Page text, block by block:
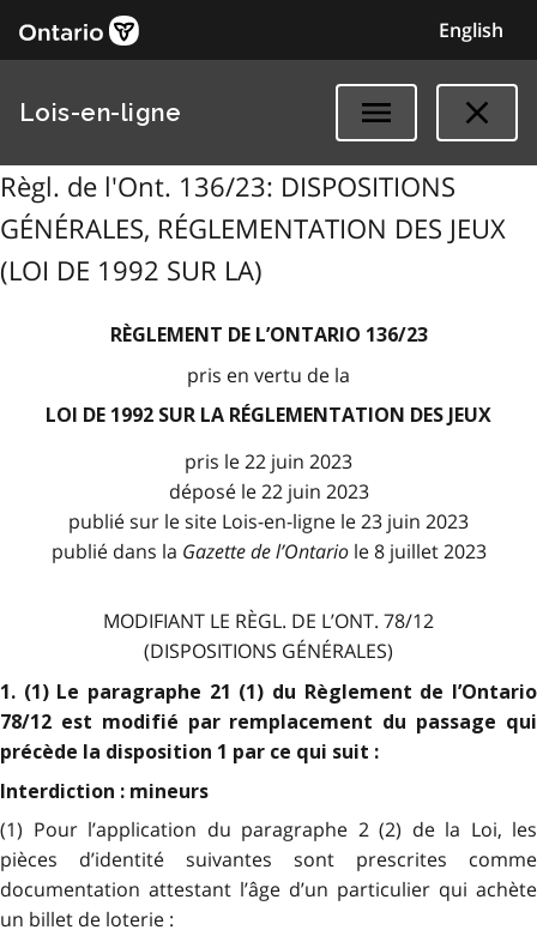
English
Lois-en-ligne
Règl. de l'Ont. 136/23: DISPOSITIONS
GÉNÉRALES, RÉGLEMENTATION DES JEUX
(LOI DE 1992 SUR LA)
RÈGLEMENT DE L’ONTARIO 136/23
pris en vertu de la
LOI DE 1992 SUR LA RÉGLEMENTATION DES JEUX
pris le 22 juin 2023
déposé le 22 juin 2023
publié sur le site Lois-en-ligne le 23 juin 2023
publié dans la Gazette de l’Ontariole 8 juillet 2023
MODIFIANT LE RÈGL. DE L’ONT. 78/12
(DISPOSITIONS GÉNÉRALES)
1. (1) Le paragraphe 21 (1) du Règlement de l’Ontario
78/12 est modifié par remplacement du passage qui
précède la disposition 1 par ce qui suit :
Interdiction : mineurs
(1) Pour l’application du paragraphe 2 (2) de la Loi, les
pièces d’identité suivantes sont prescrites comme
documentation attestant l’âge d’un particulier qui achète
un billet de loterie :